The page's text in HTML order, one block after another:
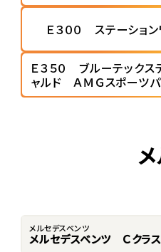
Ｅ３００ ステーショ
Ｅ３５０ ブルーテックス
ャルド ＡＭＧスポーツ
メルセデスベンツ
メルセデスベンツ Ｃクラス